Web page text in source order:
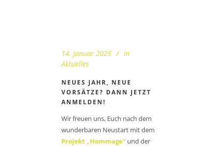
14. Januar 2025
In
Aktuelles
NEUES JAHR, NEUE
VORSÄTZE? DANN JETZT
ANMELDEN!
Wir freuen uns, Euch nach dem
wunderbaren Neustart mit dem
Projekt „Hommage“ und der